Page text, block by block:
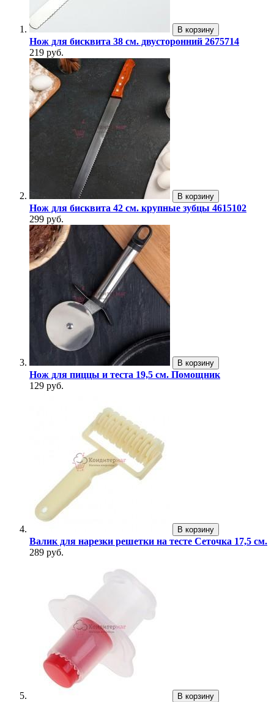
В корзину
Нож для бисквита 38 см. двусторонний 2675714
219 руб.
В корзину
Нож для бисквита 42 см. крупные зубцы 4615102
299 руб.
В корзину
Нож для пиццы и теста 19,5 см. Помощник
129 руб.
В корзину
Валик для нарезки решетки на тесте Сеточка 17,5 см.
289 руб.
В корзину